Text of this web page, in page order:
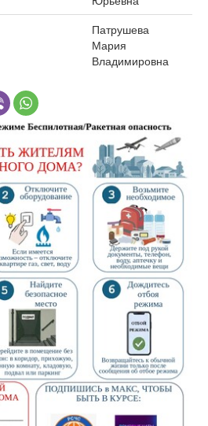
Патрушева
Мария
Владимировна